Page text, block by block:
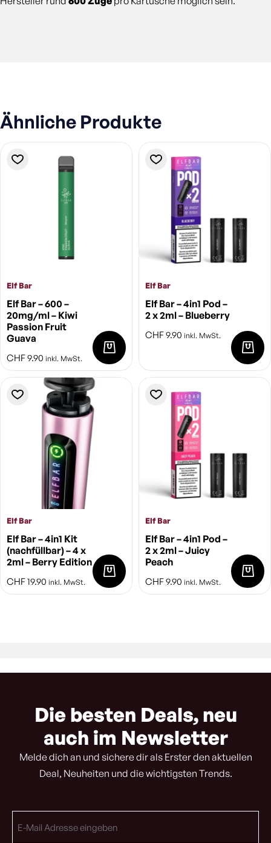
Ähnliche Produkte
Elf Bar
Elf Bar – 600 –
20mg/ml – Kiwi
Passion Fruit
Guava
CHF9.90 inkl. MwSt.
Elf Bar
Elf Bar – 4in1 Pod –
2 x 2ml – Blueberry
CHF9.90 inkl. MwSt.
Elf Bar
Elf Bar – 4in1 Kit
(nachfüllbar) – 4 x
2ml – Berry Edition
CHF19.90 inkl. MwSt.
Elf Bar
Elf Bar – 4in1 Pod –
2 x 2ml – Juicy
Peach
CHF9.90 inkl. MwSt.
Die besten Deals, neu
auch im Newsletter
Melde dich an und sichere dir als Erster den aktuellen
Deal, Neuheiten und die wichtigsten Trends.
Mail